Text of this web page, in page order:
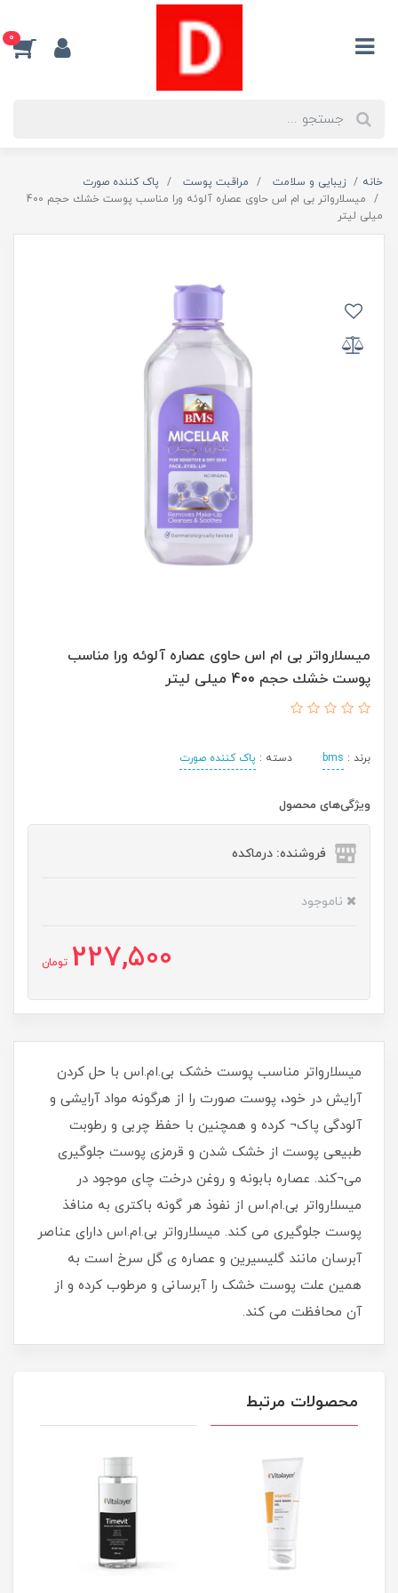
0
خانه زیبایی و سلامت مراقبت پوست
پاک کننده صورت
ميسلارواتر بی ام اس حاوی عصاره آلوئه ورا مناسب پوست خشك حجم 400
میلی لیتر
ميسلارواتر بی ام اس حاوی عصاره آلوئه ورا مناسب
پوست خشك حجم 400 میلی لیتر
برند : bms دسته : پاک کننده صورت
ویژگی‌های محصول
فروشنده: درماکده
ناموجود
227,500 تومان
میسلارواتر مناسب پوست خشک بی.ام.اس با حل کردن
آرایش در خود، پوست صورت را از هرگونه مواد آرایشی و
آلودگی پاک¬ کرده و همچنین با حفظ چربی و رطوبت
طبیعی پوست از خشک شدن و قرمزی پوست جلوگیری
می¬کند. عصاره بابونه و روغن درخت چای موجود در
میسلارواتر بی.ام.اس از نفوذ هر گونه باکتری به منافذ
پوست جلوگیری می کند. میسلارواتر بی.ام.اس دارای عناصر
آبرسان مانند گلیسیرین و عصاره ی گل سرخ است به
همین علت پوست خشک را آبرسانی و مرطوب کرده و از
آن محافظت می کند.
محصولات مرتبط